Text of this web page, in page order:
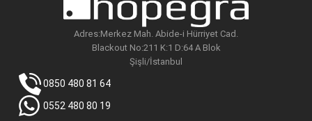
Adres:Merkez Mah. Abide-i Hürriyet Cad.
Blackout No:211 K:1 D:64 A Blok
Şişli/İstanbul
0850 480 81 64
0552 480 80 19